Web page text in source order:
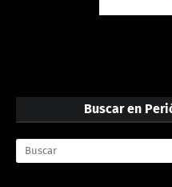
Buscar en